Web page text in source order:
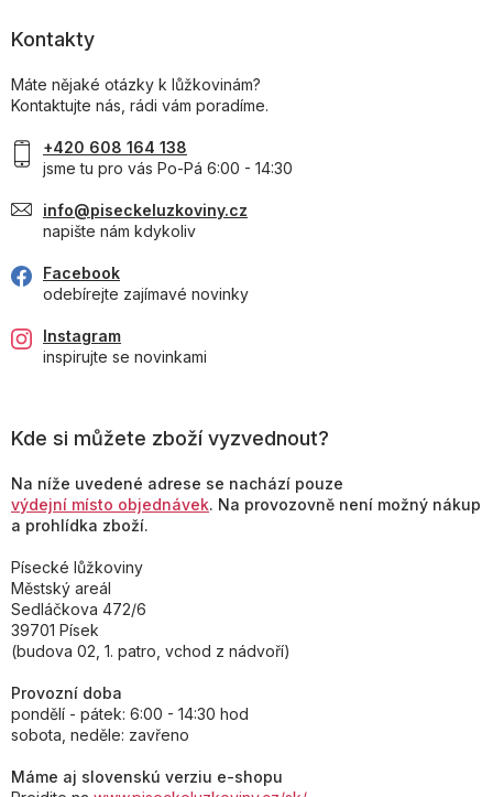
Kontakty
Máte nějaké otázky k lůžkovinám?
Kontaktujte nás, rádi vám poradíme.
+420 608 164 138
jsme tu pro vás Po-Pá 6:00 - 14:30
info@piseckeluzkoviny.cz
napište nám kdykoliv
Facebook
odebírejte zajímavé novinky
Instagram
inspirujte se novinkami
Kde si můžete zboží vyzvednout?
Na níže uvedené adrese se nachází pouze
výdejní místo objednávek. Na provozovně není možný nákup
a prohlídka zboží.
Písecké lůžkoviny
Městský areál
Sedláčkova 472/6
39701 Písek
(budova 02, 1. patro, vchod z nádvoří)
Provozní doba
pondělí - pátek: 6:00 - 14:30 hod
sobota, neděle: zavřeno
Máme aj slovenskú verziu e-shopu